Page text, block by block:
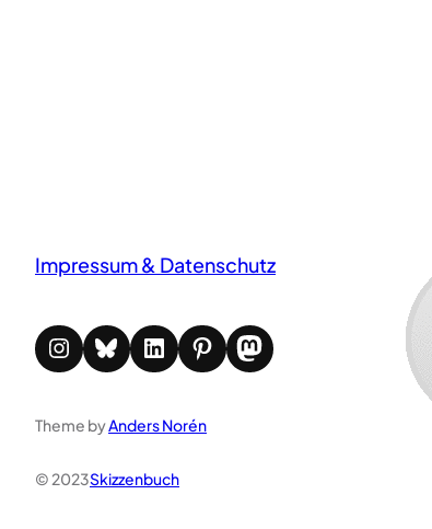
Impressum & Datenschutz
Instagram Bluesky LinkedIn Pinterest Mastodon
Theme byAnders Norén
© 2023Skizzenbuch